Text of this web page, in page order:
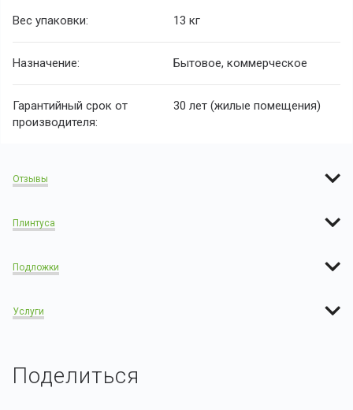
Вес упаковки: 13 кг
Назначение: Бытовое, коммерческое
Гарантийный срок от
производителя:
30 лет (жилые помещения)
Отзывы
Плинтуса
Подложки
Услуги
Поделиться